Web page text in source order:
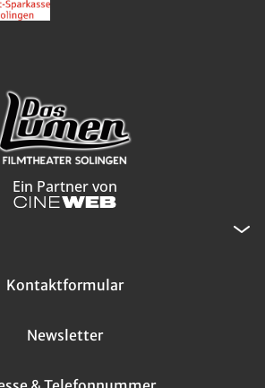
Ein Partner von
Kontaktformular
Newsletter